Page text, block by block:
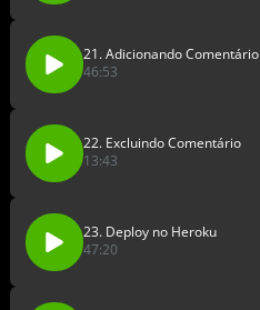
21. Adicionando Comentário
46:53
22. Excluindo Comentário
13:43
23. Deploy no Heroku
47:20